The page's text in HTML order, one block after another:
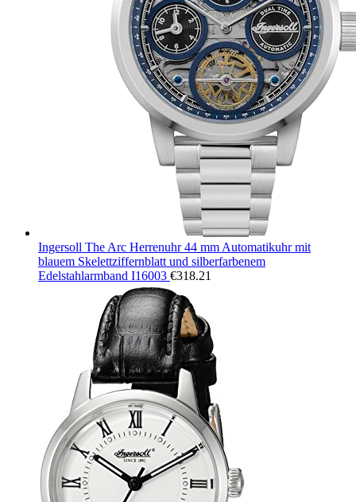
Ingersoll The Arc Herrenuhr 44 mm Automatikuhr mit
blauem Skelettziffernblatt und silberfarbenem
Edelstahlarmband I16003 €318.21